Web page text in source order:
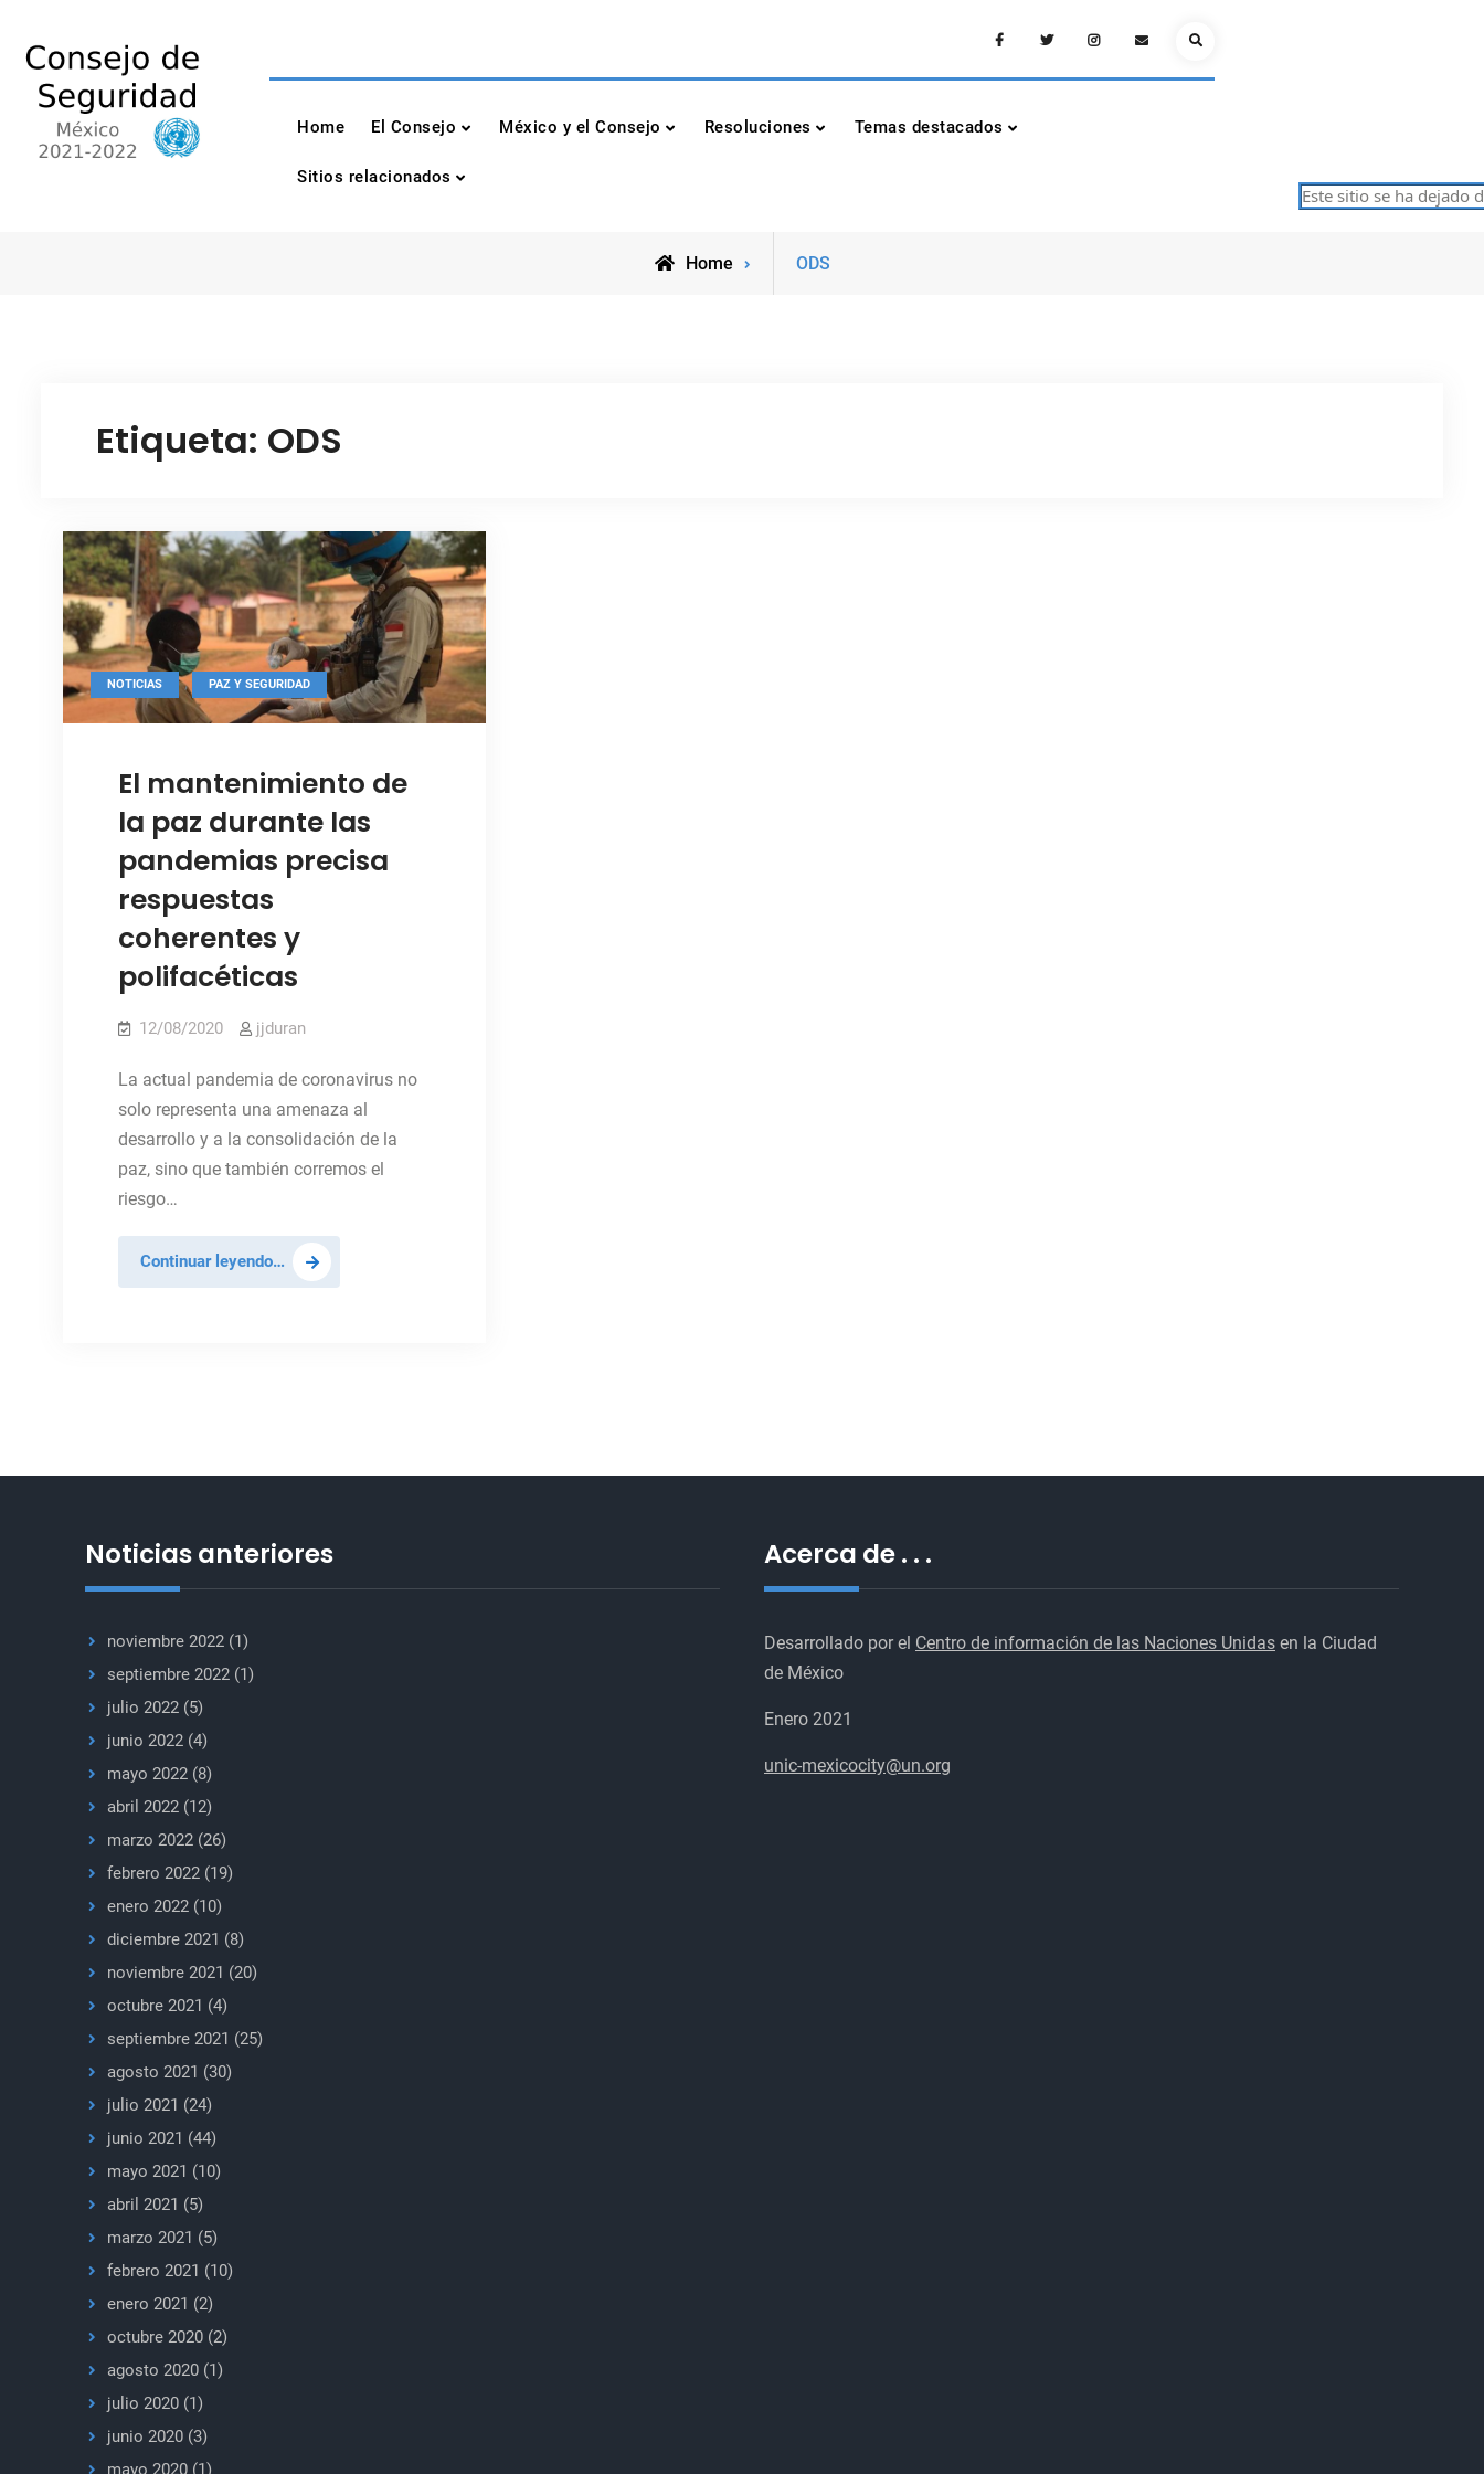
content
Consejo de Seguridad de las Naciones Unidas
México 2021-2022
FacebookTwitterInstagramEmailSearch
Home El Consejo México y el Consejo Resoluciones Temas destacados
Sitios relacionados
Este sitio se ha dejado
Home
Posts
ODS
Etiqueta: ODS
NOTICIAS , PAZ Y SEGURIDAD
El mantenimiento de
la paz durante las
pandemias precisa
respuestas
coherentes y
polifacéticas
12/08/2020 jjduran
La actual pandemia de coronavirus no
solo representa una amenaza al
desarrollo y a la consolidación de la
paz, sino que también corremos el
riesgo…
Continuar leyendo… El
mantenimiento
precisa
y
polifacéticas
Noticias anteriores
noviembre 2022 (1)
septiembre 2022 (1)
julio 2022 (5)
junio 2022 (4)
mayo 2022 (8)
abril 2022 (12)
marzo 2022 (26)
febrero 2022 (19)
enero 2022 (10)
diciembre 2021 (8)
noviembre 2021 (20)
octubre 2021 (4)
septiembre 2021 (25)
agosto 2021 (30)
julio 2021 (24)
junio 2021 (44)
mayo 2021 (10)
abril 2021 (5)
marzo 2021 (5)
febrero 2021 (10)
enero 2021 (2)
octubre 2020 (2)
agosto 2020 (1)
julio 2020 (1)
junio 2020 (3)
mayo 2020 (1)
Acerca de . . .
Desarrollado por el Centro de información de las Naciones Unidas en la Ciudad
de México
Enero 2021
unic-mexicocity@un.org